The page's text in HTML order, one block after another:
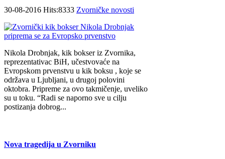
30-08-2016 Hits:8333 Zvorničke novosti
Nikola Drobnjak, kik bokser iz Zvornika,
reprezentativac BiH, učestvovaće na
Evropskom prvenstvu u kik boksu , koje se
održava u Ljubljani, u drugoj polovini
oktobra. Pripreme za ovo takmičenje, uveliko
su u toku. “Radi se naporno sve u cilju
postizanja dobrog...
Nova tragedija u Zvorniku